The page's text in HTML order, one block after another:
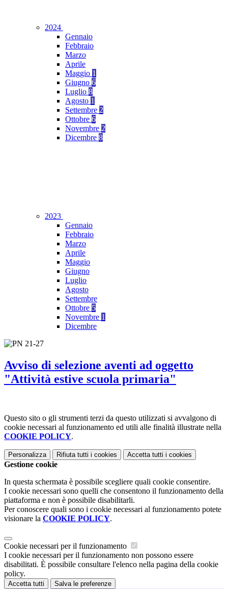
2024
Gennaio
Febbraio
Marzo
Aprile
Maggio 1
Giugno 6
Luglio 8
Agosto 1
Settembre 2
Ottobre 6
Novembre 2
Dicembre 8
2023
Gennaio
Febbraio
Marzo
Aprile
Maggio
Giugno
Luglio
Agosto
Settembre
Ottobre 5
Novembre 1
Dicembre
Avviso di selezione aventi ad oggetto
"Attività estive scuola primaria"
Questo sito o gli strumenti terzi da questo utilizzati si avvalgono di
cookie necessari al funzionamento ed utili alle finalità illustrate nella
COOKIE POLICY.
Personalizza Rifiuta tutti i cookies Accetta tutti i cookies
Gestione cookie
In questa schermata è possibile scegliere quali cookie consentire.
I cookie necessari sono quelli che consentono il funzionamento della
piattaforma e non è possibile disabilitarli.
Per conoscere quali sono i cookie necessari al funzionamento potete
visionare la COOKIE POLICY.
Cookie necessari per il funzionamento
I cookie necessari per il funzionamento non possono essere
disabilitati. È possibile consultare l'elenco nella pagina della cookie
policy.
Accetta tutti Salva le preferenze